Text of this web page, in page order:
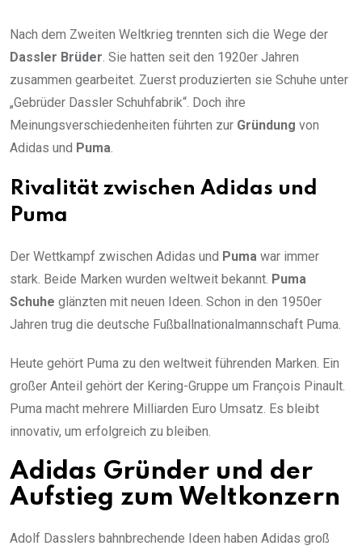
Nach dem Zweiten Weltkrieg trennten sich die Wege der
Dassler Brüder. Sie hatten seit den 1920er Jahren
zusammen gearbeitet. Zuerst produzierten sie Schuhe unter
„Gebrüder Dassler Schuhfabrik“. Doch ihre
Meinungsverschiedenheiten führten zur Gründung von
Adidas und Puma.
Rivalität zwischen Adidas und
Puma
Der Wettkampf zwischen Adidas und Puma war immer
stark. Beide Marken wurden weltweit bekannt. Puma
Schuhe glänzten mit neuen Ideen. Schon in den 1950er
Jahren trug die deutsche Fußballnationalmannschaft Puma.
Heute gehört Puma zu den weltweit führenden Marken. Ein
großer Anteil gehört der Kering-Gruppe um François Pinault.
Puma macht mehrere Milliarden Euro Umsatz. Es bleibt
innovativ, um erfolgreich zu bleiben.
Adidas Gründer und der
Aufstieg zum Weltkonzern
Adolf Dasslers bahnbrechende Ideen haben Adidas groß